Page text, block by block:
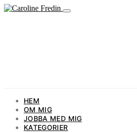
HEM
OM MIG
JOBBA MED MIG
KATEGORIER